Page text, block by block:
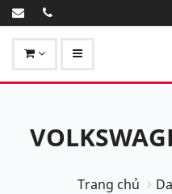
Trang chủ